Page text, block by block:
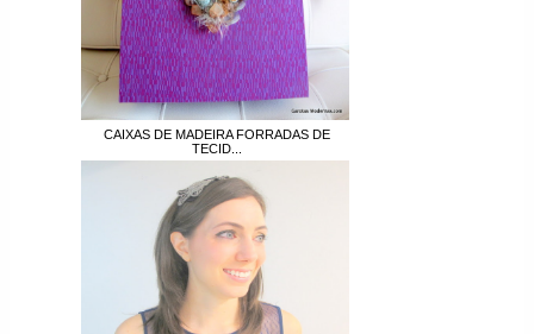
CAIXAS DE MADEIRA FORRADAS DE
TECID...